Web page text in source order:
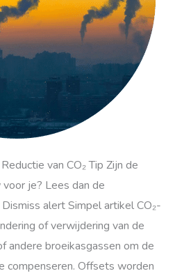
van CO₂ Tip Zijn de
je? Lees dan de
alert Simpel artikel CO₂-
of verwijdering van de
andere broeikasgassen om de
compenseren. Offsets worden